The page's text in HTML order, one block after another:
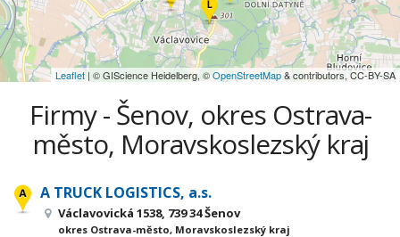
Leaflet | © GIScience Heidelberg, ©OpenStreetMap& contributors, CC-BY-SA
Firmy - Šenov, okres Ostrava-
město, Moravskoslezský kraj
A TRUCK LOGISTICS, a.s.
Václavovická 1538, 739 34 Šenov
okres Ostrava-město, Moravskoslezský kraj